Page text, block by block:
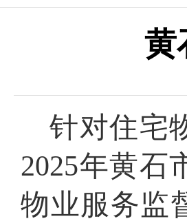
黄
针对住宅
2025年黄石
物业服务监